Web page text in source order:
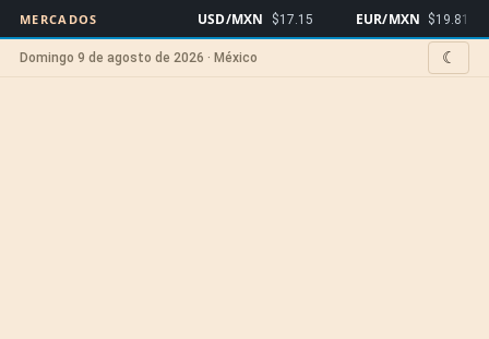
MERCADOS USD/MXN $17.15 EUR/MXN $19.81
Domingo 9 de agosto de 2026 · México ☾